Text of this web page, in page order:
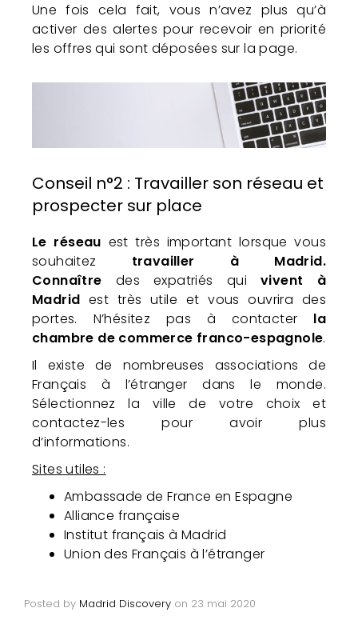
Une fois cela fait, vous n’avez plus qu’à
activer des alertes pour recevoir en priorité
les offres qui sont déposées sur la page.
Conseil n°2 : Travailler son réseau et
prospecter sur place
Le réseau est très important lorsque vous
souhaitez travailler à Madrid.
Connaître des expatriés quivivent à
Madrid est très utile et vous ouvrira des
portes. N’hésitez pas à contacter la
chambre de commerce franco-espagnole.
Il existe de nombreuses associations de
Français à l’étranger dans le monde.
Sélectionnez la ville de votre choix et
contactez-les pour avoir plus
d’informations.
Sites utiles :
Ambassade de France en Espagne
Alliance française
Institut français à Madrid
Union des Français à l’étranger
Posted by Madrid Discovery on 23 mai 2020